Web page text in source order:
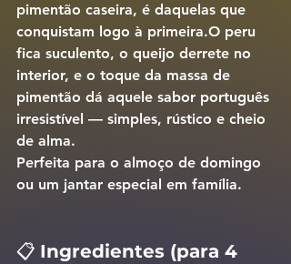
pimentão caseira, é daquelas que
conquistam logo à primeira.O peru
fica suculento, o queijo derrete no
interior, e o toque da massa de
pimentão dá aquele sabor português
irresistível — simples, rústico e cheio
de alma.
Perfeita para o almoço de domingo
ou um jantar especial em família.
📋 Ingredientes (para 4